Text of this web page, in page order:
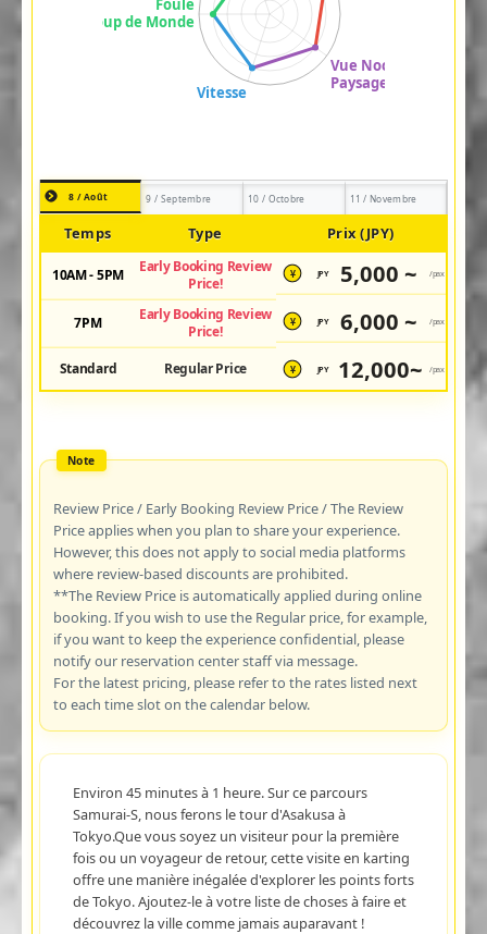
8 / Août 9 / Septembre 10 / Octobre 11 / Novembre
Temps Type Prix (JPY)
10AM - 5PM
Early Booking Review
Price!
¥ JPY 5,000 ~ /pax
7PM
Early Booking Review
Price!
¥ JPY 6,000 ~ /pax
Standard Regular Price ¥ JPY 12,000~ /pax
Review Price / Early Booking Review Price / The Review
Price applies when you plan to share your experience.
However, this does not apply to social media platforms
where review-based discounts are prohibited.
**The Review Price is automatically applied during online
booking. If you wish to use the Regular price, for example,
if you want to keep the experience confidential, please
notify our reservation center staff via message.
For the latest pricing, please refer to the rates listed next
to each time slot on the calendar below.
Environ 45 minutes à 1 heure. Sur ce parcours
Samurai-S, nous ferons le tour d'Asakusa à
Tokyo.Que vous soyez un visiteur pour la première
fois ou un voyageur de retour, cette visite en karting
offre une manière inégalée d'explorer les points forts
de Tokyo. Ajoutez-le à votre liste de choses à faire et
découvrez la ville comme jamais auparavant !